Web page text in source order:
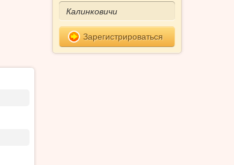
Зарегистрироваться